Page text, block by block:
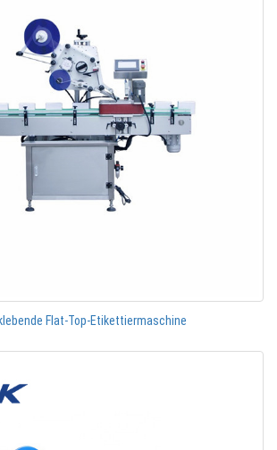
Flat-Top-Etikettiermaschine